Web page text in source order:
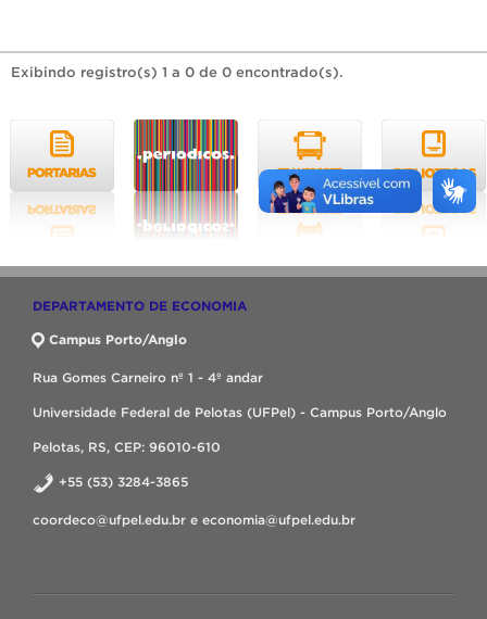
TELEFONES
Exibindo registro(s) 1 a 0 de 0 encontrado(s).
DEPARTAMENTO DE ECONOMIA
Campus Porto/Anglo
Rua Gomes Carneiro nº 1 - 4º andar
Universidade Federal de Pelotas (UFPel) - Campus Porto/Anglo
Pelotas, RS, CEP: 96010-610
+55 (53) 3284-3865
coordeco@ufpel.edu.br e economia@ufpel.edu.br